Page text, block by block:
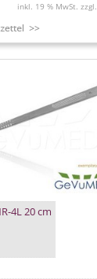
inkl. 19 % MwSt. zzgl.
4L 20 cm